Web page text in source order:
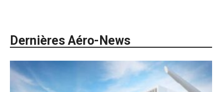
Dernières Aéro-News